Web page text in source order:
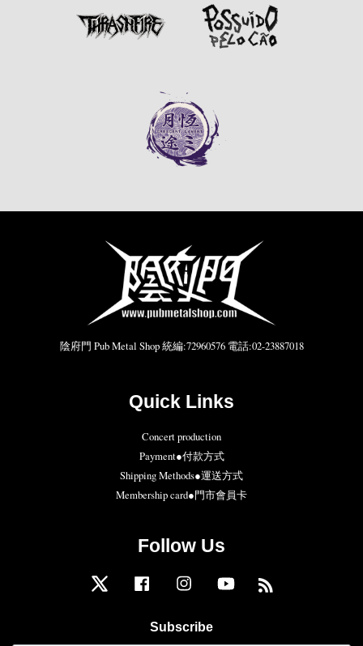
陰府門 Pub Metal Shop 統編:72960576 電話:02-23887018
Quick Links
Concert production
Payment●付款方式
Shipping Methods●運送方式
Membership card●門市會員卡
Follow Us
Twitter Facebook Instagram YouTube
Subscribe